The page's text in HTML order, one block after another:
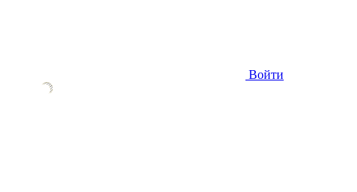
Войти